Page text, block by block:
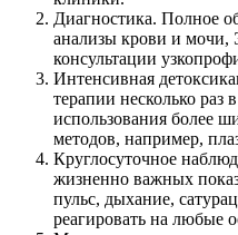
Диагностика. Полное
анализы крови и мочи,
консультации
Интенсивная
терапии несколько раз
использования более
методов, например,
Круглосуточное
жизненно важных
пульс, дыхание,
реагировать на любые